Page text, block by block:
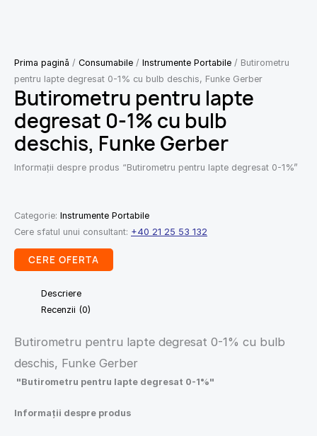
Prima pagină / Consumabile / Instrumente Portabile / Butirometru
pentru lapte degresat 0-1% cu bulb deschis, Funke Gerber
Butirometru pentru lapte
degresat 0-1% cu bulb
deschis, Funke Gerber
Informații despre produs “Butirometru pentru lapte degresat 0-1%”
Categorie: Instrumente Portabile
Cere sfatul unui consultant: +40 21 25 53 132
CERE OFERTA
Descriere
Recenzii (0)
Butirometru pentru lapte degresat 0-1% cu bulb
deschis, Funke Gerber
"Butirometru pentru lapte degresat 0-1%"
Informații despre produs